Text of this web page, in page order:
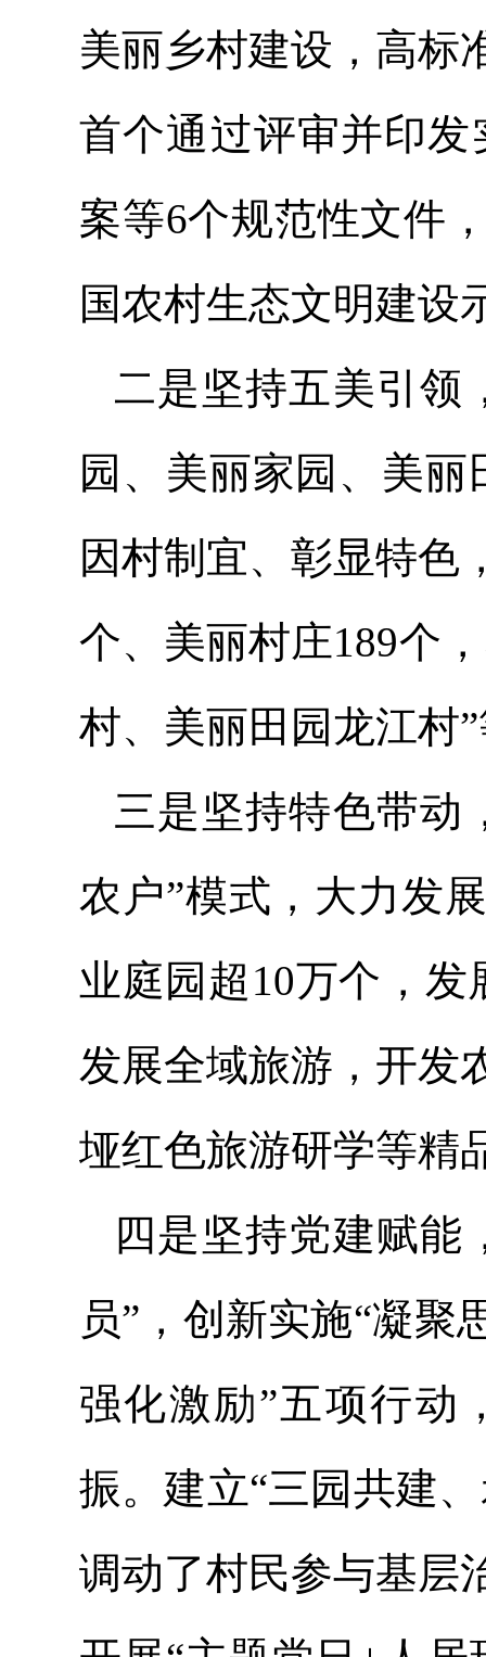
美丽乡村建设，高标
首个通过评审并印发
案等6个规范性文件
国农村生态文明建设
二是坚持五美引领
园、美丽家园、美
因村制宜、彰显特色
个、美丽村庄189个
村、美丽田园龙江村
三是坚持特色带动
农户”模式，大力发
业庭园超10万个，
发展全域旅游，开发
垭红色旅游研学等精
四是坚持党建赋能
员”，创新实施“凝
强化激励”五项行动
振。建立“三园共建
调动了村民参与基层